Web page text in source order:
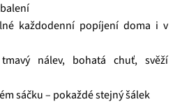
každodenní popíjení doma i v
nálev, bohatá chuť, svěží
sáčku – pokaždé stejný šálek